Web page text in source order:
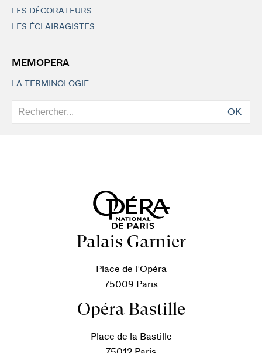
LES DÉCORATEURS
LES ÉCLAIRAGISTES
MEMOPERA
LA TERMINOLOGIE
OK
Palais Garnier
Place de l’Opéra
75009 Paris
Opéra Bastille
Place de la Bastille